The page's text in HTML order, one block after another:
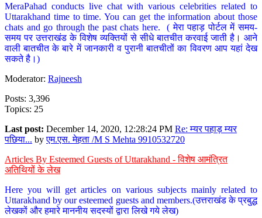
MeraPahad conducts live chat with various celebrities related to
Uttarakhand time to time. You can get the information about those
chats and go through the past chats here. ( मेरा पहाड़ पोर्टल में समय-
समय पर उत्तराखंड के विशेष व्यक्तियों से सीधे बातचीत करवाई जाती है। आने
वाली बातचीत के बारे में जानकारी व पुरानी बातचीतों का विवरण आप यहां देख
सकते है।)
Moderator: Rajneesh
Posts: 3,396
Topics: 25
Last post: December 14, 2020, 12:28:24 PM Re: म्यर पहाड़ म्यर
पछिया... byएम.एस. मेहता /M S Mehta 9910532720
Articles By Esteemed Guests of Uttarakhand - विशेष आमंत्रित
अतिथियों के लेख
Here you will get articles on various subjects mainly related to
Uttarakhand by our esteemed guests and members.(उत्तराखंड के प्रबुद्ध
लेखकों और हमारे माननीय सदस्यों द्वारा लिखे गये लेख)